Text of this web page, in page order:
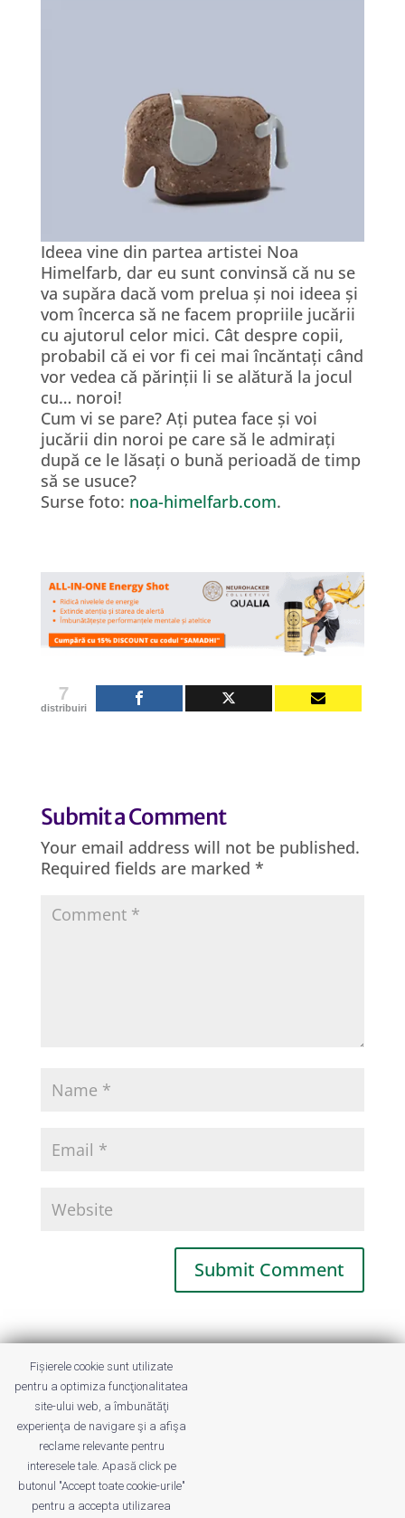
Ideea vine din partea artistei Noa
Himelfarb, dar eu sunt convinsă că nu se
va supăra dacă vom prelua și noi ideea și
vom încerca să ne facem propriile jucării
cu ajutorul celor mici. Cât despre copii,
probabil că ei vor fi cei mai încăntați când
vor vedea că părinții li se alătură la jocul
cu… noroi!
Cum vi se pare? Ați putea face și voi
jucării din noroi pe care să le admirați
după ce le lăsați o bună perioadă de timp
să se usuce?
Surse foto: noa-himelfarb.com.
7
distribuiri
Submit a Comment
Your email address will not be published.
Required fields are marked *
This site uses Akismet to reduce spam.
Learn how your comment data is
processed.
Fișierele cookie sunt utilizate
pentru a optimiza funcţionalitatea
site-ului web, a îmbunătăţi
experienţa de navigare şi a afişa
reclame relevante pentru
interesele tale. Apasă click pe
butonul "Accept toate cookie-urile"
pentru a accepta utilizarea